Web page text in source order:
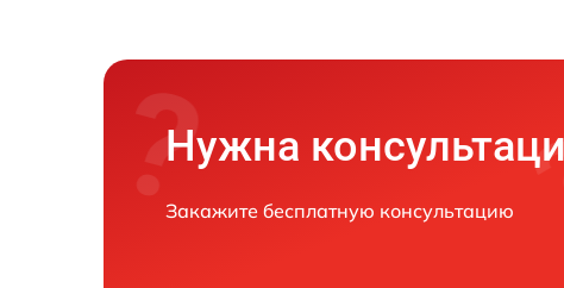
Нужна
Закажите бесплатную консультацию